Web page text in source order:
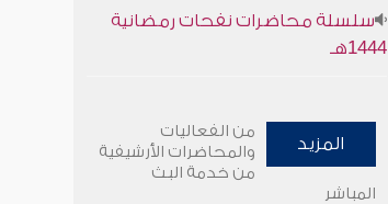
1444هـ
وأمنهم من خوف 9
المزيد
من الفعاليات
والمحاضرات الأرشيفية
من خدمة البث
المباشر